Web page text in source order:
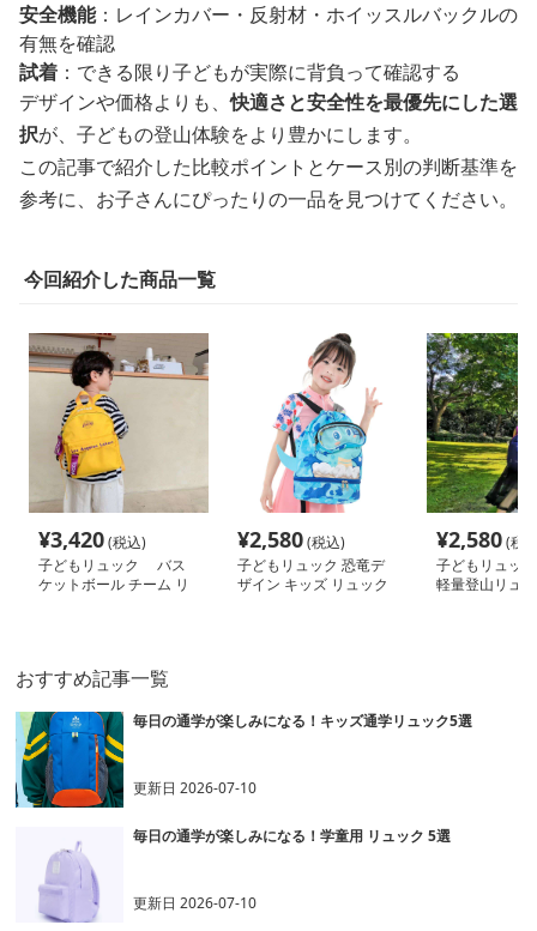
安全機能：レインカバー・反射材・ホイッスルバックルの
有無を確認
試着 ：できる限り子どもが実際に背負って確認する
デザインや価格よりも、快適さと安全性を最優先にした選
択が、子どもの登山体験をより豊かにします。
この記事で紹介した比較ポイントとケース別の判断基準を
参考に、お子さんにぴったりの一品を見つけてください。
今回紹介した商品一覧
¥3,420(税込)
子どもリュック バス
ケットボール チーム リ
¥2,580(税込)
子どもリュック 恐竜デ
ザイン キッズ リュック
¥2,580(税
子どもリュッ
軽量登山リュ
おすすめ記事一覧
毎日の通学が楽しみになる！キッズ通学リュック5選
更新日2026-07-10
毎日の通学が楽しみになる！学童用 リュック 5選
更新日2026-07-10